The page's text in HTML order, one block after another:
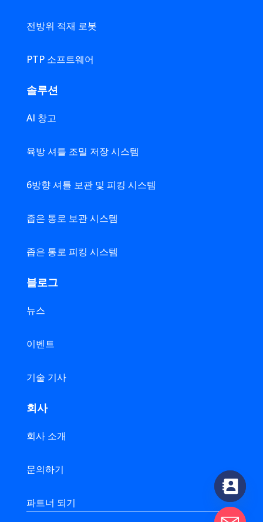
전방위 적재 로봇
PTP 소프트웨어
솔루션
AI 창고
육방 셔틀 조밀 저장 시스템
6방향 셔틀 보관 및 피킹 시스템
좁은 통로 보관 시스템
좁은 통로 피킹 시스템
블로그
뉴스
이벤트
기술 기사
회사
회사 소개
문의하기
파트너 되기